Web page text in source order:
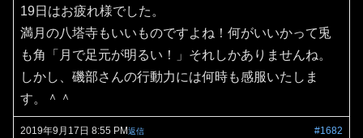
19日はお疲れ様でした。
満月の八塔寺もいいものですよね！何がいいかって兎
も角「月で足元が明るい！」それしかありませんね。
しかし、磯部さんの行動力には何時も感服いたしま
す。＾＾
2019年9月17日 8:55 PM #1682
返信